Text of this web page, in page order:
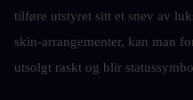
tilføre utstyret sitt et snev av
skin-arrangementer, kan man
utsolgt raskt og blir